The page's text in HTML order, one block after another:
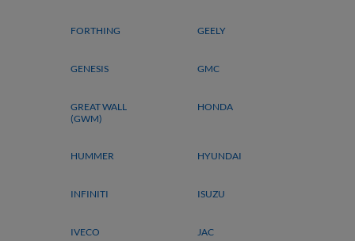
FORTHING GEELY
GENESIS GMC
GREAT WALL
(GWM)
HONDA
HUMMER HYUNDAI
INFINITI ISUZU
IVECO JAC